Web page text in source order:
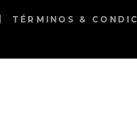
TÉRMINOS &